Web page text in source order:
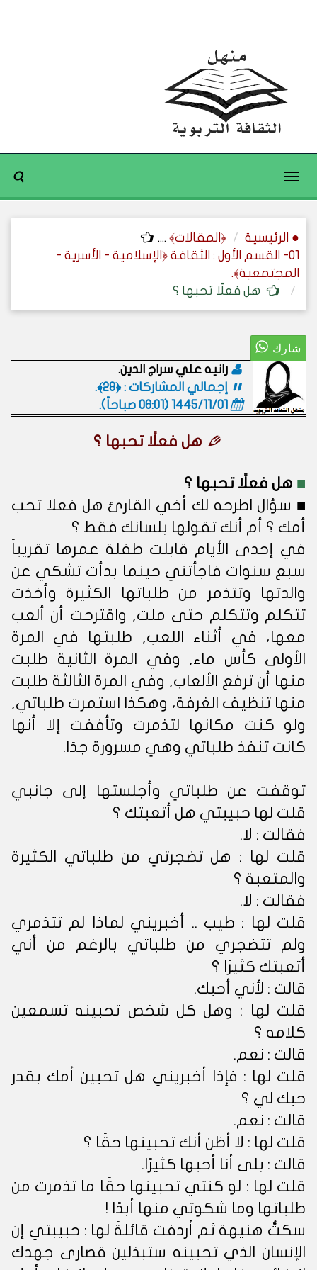
Toggle
● الرئيسية ﴿المقالات﴾ ....
01- القسم الأول : الثقافة ﴿الإسلامية - الأسرية -
المجتمعية﴾.
هل فعلًا تحبها ؟
رانيه علي سراج الدين.
إجمالي المشاركات : ﴿28﴾.
1445/11/01 (06:01 صباحاً)
.
هل فعلًا تحبها ؟
■ هل فعلًا تحبها ؟
■ سؤال اطرحه لك أخي القارئ هل فعلا تحب
أمك ؟ أم أنك تقولها بلسانك فقط ؟
في إحدى الأيام قابلت طفلة عمرها تقريباً
سبع سنوات فاجأتني حينما بدأت تشكي عن
والدتها وتتذمر من طلباتها الكثيرة وأخذت
تتكلم وتتكلم حتى ملت, واقترحت أن ألعب
معها، في أثناء اللعب, طلبتها في المرة
الأولى كأس ماء, وفي المرة الثانية طلبت
منها أن ترفع الألعاب, وفي المرة الثالثة طلبت
منها تنظيف الغرفة، وهكذا استمرت طلباتي,
ولو كنت مكانها لتذمرت وتأففت إلا أنها
كانت تنفذ طلباتي وهي مسرورة جدًا.
توقفت عن طلباتي وأجلستها إلى جانبي
قلت لها حبيبتي هل أتعبتك ؟
فقالت : لا.
قلت لها : هل تضجرتي من طلباتي الكثيرة
والمتعبة ؟
فقالت : لا.
قلت لها : طيب .. أخبريني لماذا لم تتذمري
ولم تتضجري من طلباتي بالرغم من أني
أتعبتك كثيرًا ؟
قالت : لأني أحبك.
قلت لها : وهل كل شخص تحبينه تسمعين
كلامه ؟
قالت : نعم.
قلت لها : فإذَا أخبريني هل تحبين أمك بقدر
حبك لي ؟
قالت : نعم.
قلت لها : لا أظن أنك تحبينها حقًا ؟
قالت : بلى أنا أحبها كثيرًا.
قلت لها : لو كنتي تحبينها حقًا ما تذمرت من
طلباتها وما شكوتي منها أبدًا !
سكتُّ هنيهة ثم أردفت قائلةً لها : حبيبتي إن
الإنسان الذي تحبينه ستبذلين قصارى جهدك